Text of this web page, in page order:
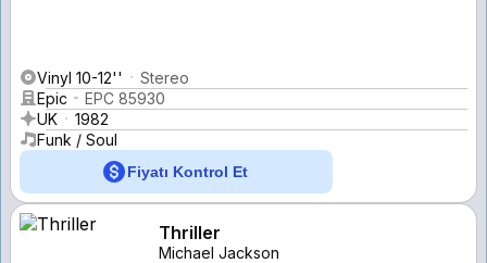
Vinyl 10-12''
Stereo
Epic
EPC 85930
UK
1982
Funk / Soul
Fiyatı Kontrol Et
Thriller
Michael Jackson